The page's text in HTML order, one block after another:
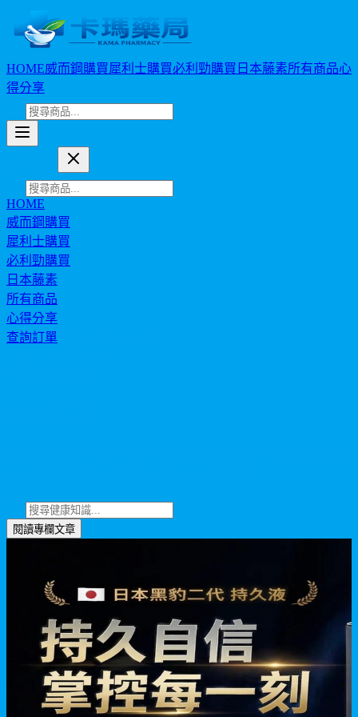
HOME威而鋼購買犀利士購買必利勁購買 日本藤素所有商品心
得分享
HOME
威而鋼購買
犀利士購買
必利勁購買
日本藤素
所有商品
心得分享
查詢訂單
閱讀專欄文章